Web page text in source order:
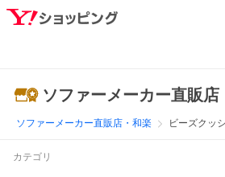
ソファーメーカー直販店
ソファーメーカー直販店・和楽 ビーズクッ
カテゴリ